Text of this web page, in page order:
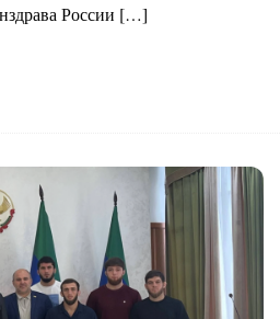
России […]